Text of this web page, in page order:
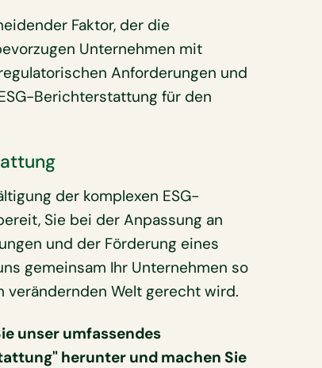
Faktor, der die
Unternehmen mit
Anforderungen und
Berichterstattung für den
der komplexen ESG-
Sie bei der Anpassung an
und der Förderung eines
gemeinsam Ihr Unternehmen so
verändernden Welt gerecht wird.
unser umfassendes
herunter und machen Sie